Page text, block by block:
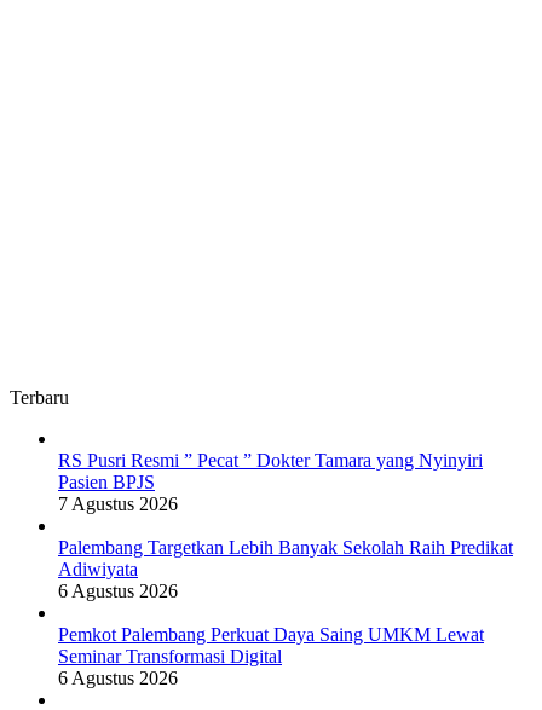
Terbaru
RS Pusri Resmi ” Pecat ” Dokter Tamara yang Nyinyiri
Pasien BPJS
7 Agustus 2026
Palembang Targetkan Lebih Banyak Sekolah Raih Predikat
Adiwiyata
6 Agustus 2026
Pemkot Palembang Perkuat Daya Saing UMKM Lewat
Seminar Transformasi Digital
6 Agustus 2026